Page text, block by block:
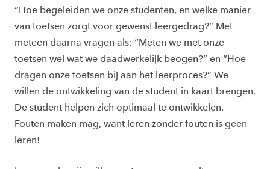
“Hoe begeleiden we onze studenten, en welke manier
van toetsen zorgt voor gewenst leergedrag?” Met
meteen daarna vragen als: “Meten we met onze
toetsen wel wat we daadwerkelijk beogen?” en “Hoe
dragen onze toetsen bij aan het leerproces?” We
willen de ontwikkeling van de student in kaart brengen.
De student helpen zich optimaal te ontwikkelen.
Fouten maken mag, want leren zonder fouten is geen
leren!